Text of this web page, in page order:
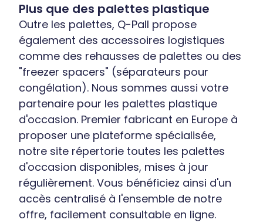
Plus que des palettes plastique
Outre les palettes, Q-Pall propose
également des accessoires logistiques
comme des rehausses de palettes ou des
"freezer spacers" (séparateurs pour
congélation). Nous sommes aussi votre
partenaire pour les palettes plastique
d'occasion. Premier fabricant en Europe à
proposer une plateforme spécialisée,
notre site répertorie toutes les palettes
d'occasion disponibles, mises à jour
régulièrement. Vous bénéficiez ainsi d'un
accès centralisé à l'ensemble de notre
offre, facilement consultable en ligne.